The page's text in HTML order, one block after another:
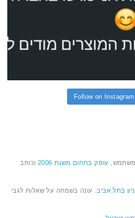
Follow on Instagram
משתמש, עוסק בתחום משנת 2006
וכותב
. עונה בשמחה על שאלות לגבי